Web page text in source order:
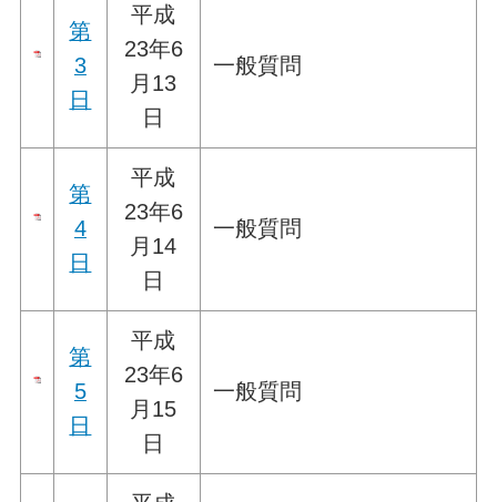
第
3
日
平成
23年6
月13
日
一般質問
第
4
日
平成
23年6
月14
日
一般質問
第
5
日
平成
23年6
月15
日
一般質問